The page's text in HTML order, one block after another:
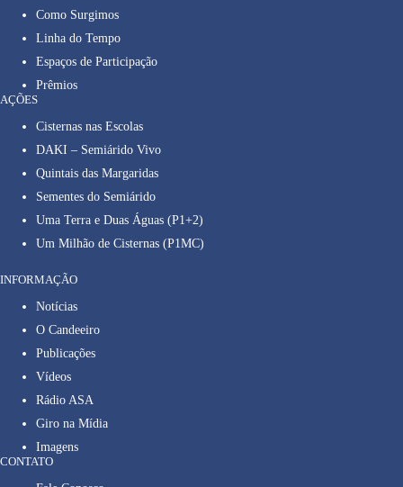
Como Surgimos
Linha do Tempo
Espaços de Participação
Prêmios
AÇÕES
Cisternas nas Escolas
DAKI – Semiárido Vivo
Quintais das Margaridas
Sementes do Semiárido
Uma Terra e Duas Águas (P1+2)
Um Milhão de Cisternas (P1MC)
INFORMAÇÃO
Notícias
O Candeeiro
Publicações
Vídeos
Rádio ASA
Giro na Mídia
Imagens
CONTATO